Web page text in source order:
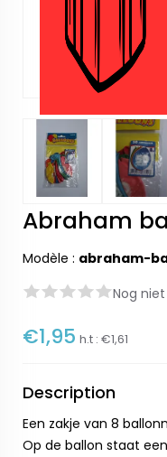
Abraham
Modèle : abraham-
Nog
€1,95 h.t : €1,61
Description
Een zakje van 8
Op de ballon staat